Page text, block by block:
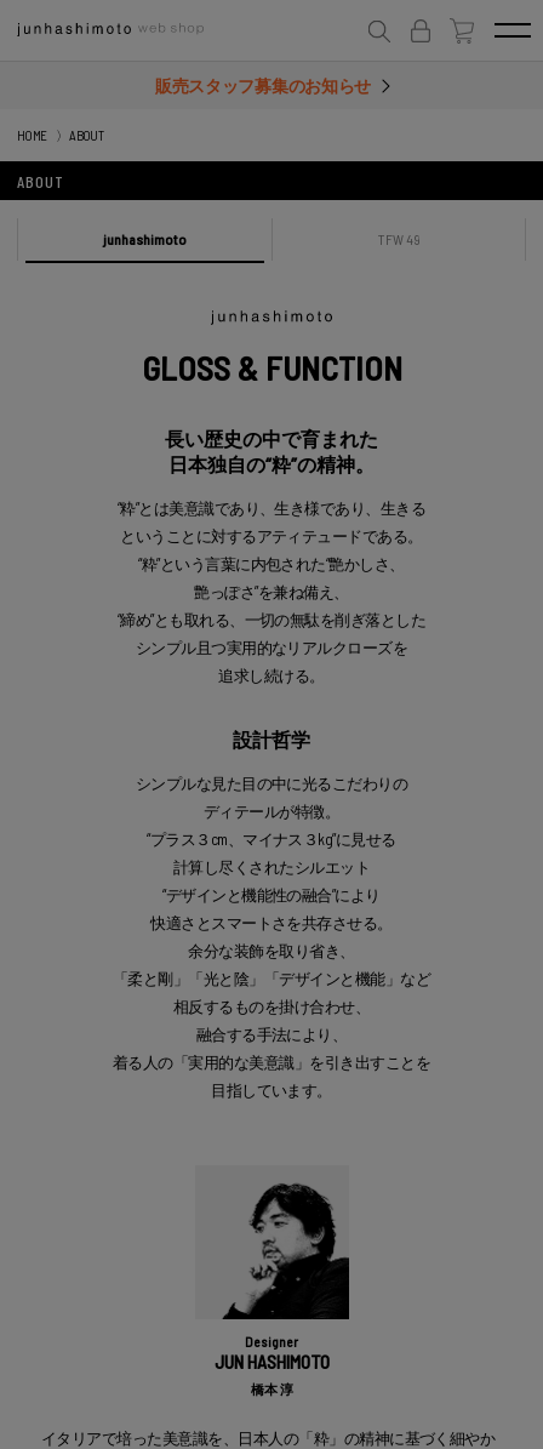
販売スタッフ募集のお知らせ
HOME ABOUT
ABOUT
junhashimoto TFW 49
GLOSS & FUNCTION
長い歴史の中で育まれた
日本独自の“粋”の精神。
“粋”とは美意識であり、生き様であり、生きる
ということに対するアティテュードである。
“粋”という言葉に内包された“艶かしさ、
艶っぽさ”を兼ね備え、
“締め”とも取れる、一切の無駄を削ぎ落とした
シンプル且つ実用的なリアルクローズを
追求し続ける。
設計哲学
シンプルな見た目の中に光るこだわりの
ディテールが特徴。
“プラス３cm、マイナス３kg”に見せる
計算し尽くされたシルエット
“デザインと機能性の融合”により
快適さとスマートさを共存させる。
余分な装飾を取り省き、
「柔と剛」「光と陰」「デザインと機能」など
相反するものを掛け合わせ、
融合する手法により、
着る人の「実用的な美意識」を引き出すことを
目指しています。
Designer
JUN HASHIMOTO
橋本 淳
イタリアで培った美意識を、日本人の「粋」の精神に基づく細やか